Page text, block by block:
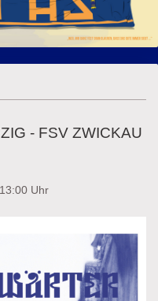
- FSV ZWICKAU
Uhr